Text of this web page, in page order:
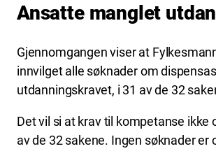
Ansatte manglet
Gjennomgangen viser at
innvilget alle søknader om
utdanningskravet, i 31 av de 32
Det vil si at krav til kompetanse ikke
av de 32 sakene. Ingen søknader er